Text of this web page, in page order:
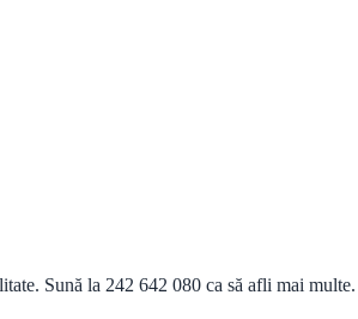
Sună la 242 642 080 ca să afli mai